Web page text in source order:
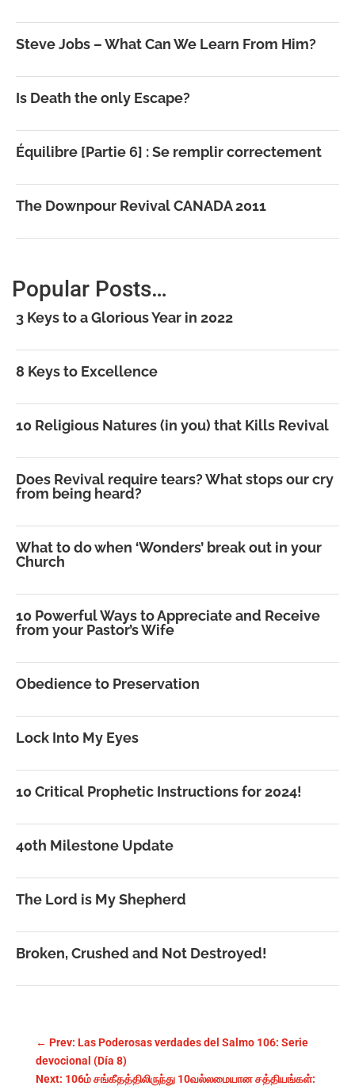
Steve Jobs – What Can We Learn From Him?
Is Death the only Escape?
Équilibre [Partie 6] : Se remplir correctement
The Downpour Revival CANADA 2011
Popular Posts…
3 Keys to a Glorious Year in 2022
8 Keys to Excellence
10 Religious Natures (in you) that Kills Revival
Does Revival require tears? What stops our cry
from being heard?
What to do when ‘Wonders’ break out in your
Church
10 Powerful Ways to Appreciate and Receive
from your Pastor’s Wife
Obedience to Preservation
Lock Into My Eyes
10 Critical Prophetic Instructions for 2024!
40th Milestone Update
The Lord is My Shepherd
Broken, Crushed and Not Destroyed!
← Prev: Las Poderosas verdades del Salmo 106: Serie
devocional (Día 8)
Next: 106ம் சங்கீதத்திலிருந்து 10வல்லமையான சத்தியங்கள்: